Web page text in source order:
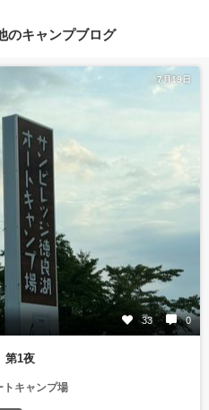
のキャンプブログ
7月19日
33 0
第1夜
トキャンプ場